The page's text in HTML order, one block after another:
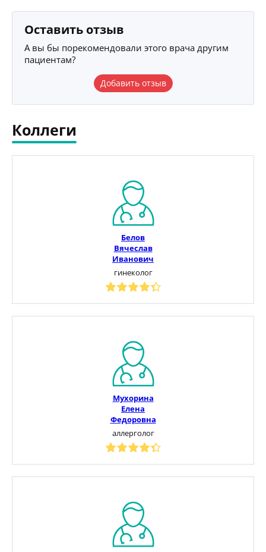
Оставить отзыв
А вы бы порекомендовали этого врача другим
пациентам?
Добавить отзыв
Коллеги
Белов
Вячеслав
Иванович
гинеколог
Мухорина
Елена
Федоровна
аллерголог